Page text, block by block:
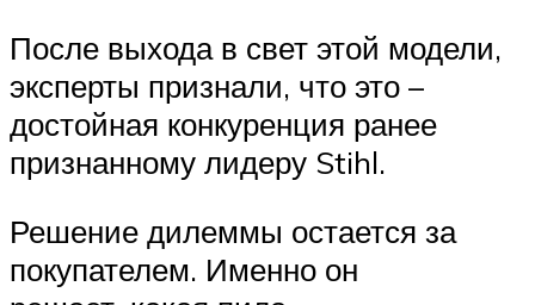
После выхода в свет этой модели,
эксперты признали, что это –
достойная конкуренция ранее
признанному лидеру Stihl.
Решение дилеммы остается за
покупателем. Именно он